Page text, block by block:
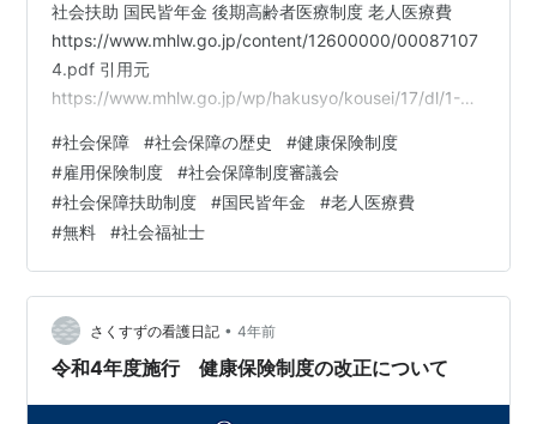
社会扶助 国民皆年金 後期高齢者医療制度 老人医療費
https://www.mhlw.go.jp/content/12600000/00087107
4.pdf 引用元
https://www.mhlw.go.jp/wp/hakusyo/kousei/17/dl/1-
https://www.mhlw.go.jp/seisaku/dl/07b.pdf 引用元
HOME🏠 キャリアコンサルタント養成講習 【動画教材エ
ディター養成コース】 メディカルハーブの資格を取得す
る メディカルアロマ検定 公式サイト スマホ対応！国家…
#社会保障 #社会保障の歴史 #健康保険制度
#雇用保険制度 #社会保障制度審議会
#社会保障扶助制度 #国民皆年金 #老人医療費
#無料 #社会福祉士
さくすずの看護日記 • 4年前
令和4年度施行 健康保険制度の改正について